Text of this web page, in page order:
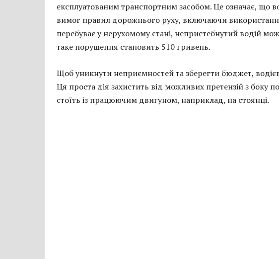
експлуатованим транспортним засобом. Це означає, що
вимог правил дорожнього руху, включаючи
перебуває у нерухомому стані, непристебнутий водій
таке порушення становить 510 гривень.
Щоб уникнути неприємностей та зберегти бюджет,
Ця проста дія захистить від можливих претензій з боку
стоїть із працюючим двигуном, наприклад, на стоянці.